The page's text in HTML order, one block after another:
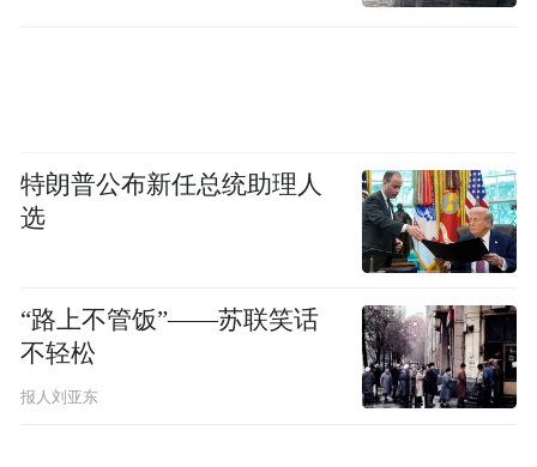
特朗普公布新任总统助理人
选
“路上不管饭”——苏联笑话
不轻松
报人刘亚东